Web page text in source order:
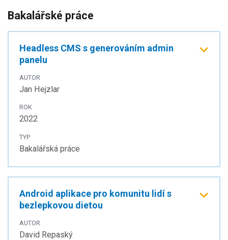
Bakalářské práce
Headless CMS s generováním admin
panelu
AUTOR
Jan Hejzlar
ROK
2022
TYP
Bakalářská práce
Android aplikace pro komunitu lidí s
bezlepkovou dietou
AUTOR
David Repaský